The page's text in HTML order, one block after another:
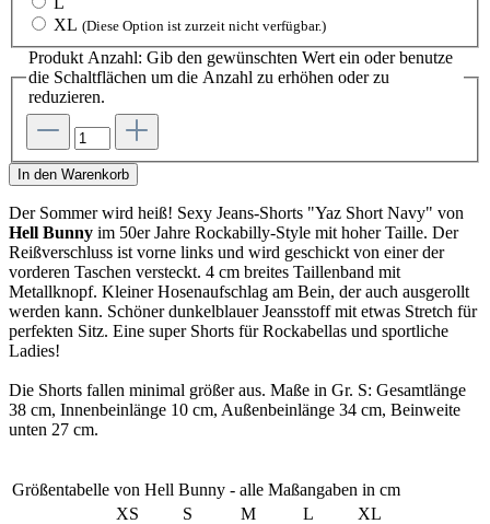
XL (Diese Option ist zurzeit nicht verfügbar.)
Produkt Anzahl: Gib den gewünschten Wert ein oder benutze
die Schaltflächen um die Anzahl zu erhöhen oder zu
reduzieren.
In den Warenkorb
Der Sommer wird heiß! Sexy Jeans-Shorts "Yaz Short Navy" von
Hell Bunny im 50er Jahre Rockabilly-Style mit hoher Taille. Der
Reißverschluss ist vorne links und wird geschickt von einer der
vorderen Taschen versteckt. 4 cm breites Taillenband mit
Metallknopf. Kleiner Hosenaufschlag am Bein, der auch ausgerollt
werden kann. Schöner dunkelblauer Jeansstoff mit etwas Stretch für
perfekten Sitz. Eine super Shorts für Rockabellas und sportliche
Ladies!
Die Shorts fallen minimal größer aus. Maße in Gr. S: Gesamtlänge
38 cm, Innenbeinlänge 10 cm, Außenbeinlänge 34 cm, Beinweite
unten 27 cm.
Größentabelle von Hell Bunny - alle Maßangaben in cm
XS
S M L
XL